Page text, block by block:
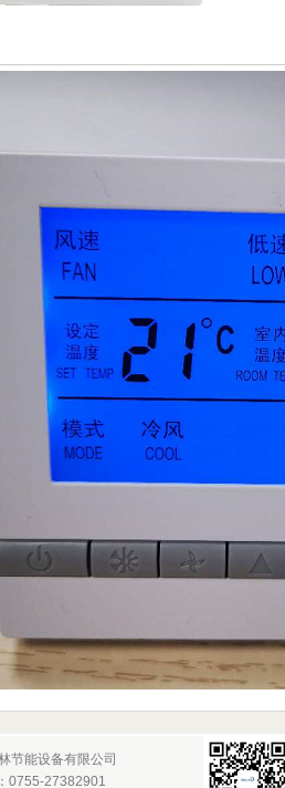
节能设备有限公司
0755-27382901